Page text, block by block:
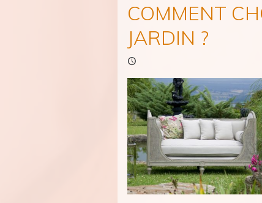
COMMENT
JARDIN ?